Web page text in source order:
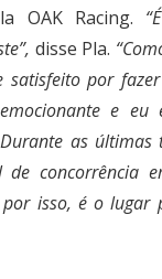
OAK Racing.
disse Pla.
satisfeito por
e eu
as últimas
concorrência
isso, é o lugar